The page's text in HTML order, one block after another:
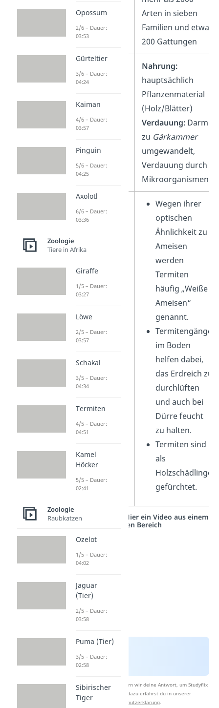
Arten in sieben
Familien und etwa
200 Gattungen
Nahrung:
hauptsächlich
Pflanzenmaterial
(Holz/Blätter)
Verdauung: Darm
zu Gärkammer
umgewandelt,
Verdauung durch
Mikroorganismen
Wegen ihrer
optischen
Ähnlichkeit zu
Ameisen
werden
Termiten
häufig „Weiße
Ameisen“
genannt.
Termitengänge
im Boden
helfen dabei,
das Erdreich zu
durchlüften
und auch bei
Dürre feucht
zu halten.
Termiten sind
als
Holzschädlinge
gefürchtet.
Studyflix vernetzt: Hier ein Video aus einem
anderen Bereich
Nach Beantwortung speichern wir deine Antwort, um Studyflix
zu verbessern. Mehr dazu erfährst du in unserer
Datenschutzerklärung.
Opossum
2/6 – Dauer:
03:53
Gürteltier
3/6 – Dauer:
04:24
Kaiman
4/6 – Dauer:
03:57
Pinguin
5/6 – Dauer:
04:25
Axolotl
6/6 – Dauer:
03:36
Zoologie
Tiere in Afrika
Giraffe
1/5 – Dauer:
03:27
Löwe
2/5 – Dauer:
03:57
Schakal
3/5 – Dauer:
04:34
Termiten
4/5 – Dauer:
04:51
Kamel
Höcker
5/5 – Dauer:
02:41
Zoologie
Raubkatzen
Ozelot
1/5 – Dauer:
04:02
Jaguar
(Tier)
2/5 – Dauer:
03:58
Puma (Tier)
3/5 – Dauer:
02:58
Sibirischer
Tiger